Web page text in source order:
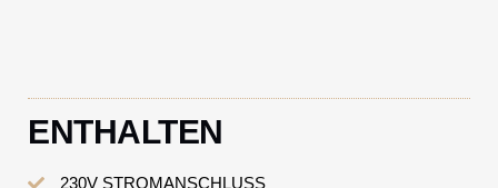
ENTHALTEN
230V STROMANSCHLUSS